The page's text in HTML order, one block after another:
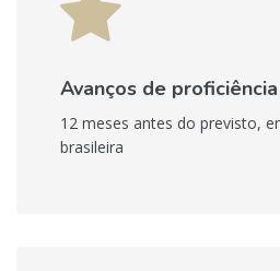
Avanços de
12 meses antes do previsto,
brasileira